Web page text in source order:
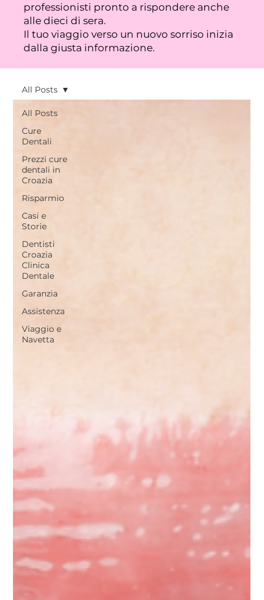
professionisti pronto a rispondere anche
alle dieci di sera.
Il tuo viaggio verso un nuovo sorriso inizia
dalla giusta informazione.
All Posts
Cure
Dentali
Prezzi cure
dentali in
Croazia
Risparmio
Casi e
Storie
Dentisti
Croazia
Clinica
Dentale
Garanzia
Assistenza
Viaggio e
Navetta
All Posts